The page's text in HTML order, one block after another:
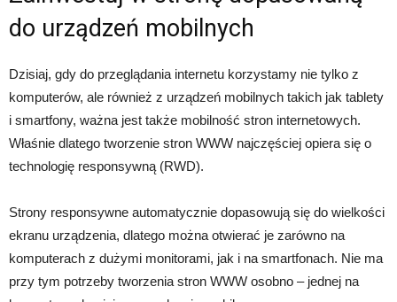
do urządzeń mobilnych
Dzisiaj, gdy do przeglądania internetu korzystamy nie tylko z
komputerów, ale również z urządzeń mobilnych takich jak tablety
i smartfony, ważna jest także mobilność stron internetowych.
Właśnie dlatego tworzenie stron WWW najczęściej opiera się o
technologię responsywną (RWD).
Strony responsywne automatycznie dopasowują się do wielkości
ekranu urządzenia, dlatego można otwierać je zarówno na
komputerach z dużymi monitorami, jak i na smartfonach. Nie ma
przy tym potrzeby tworzenia stron WWW osobno – jednej na